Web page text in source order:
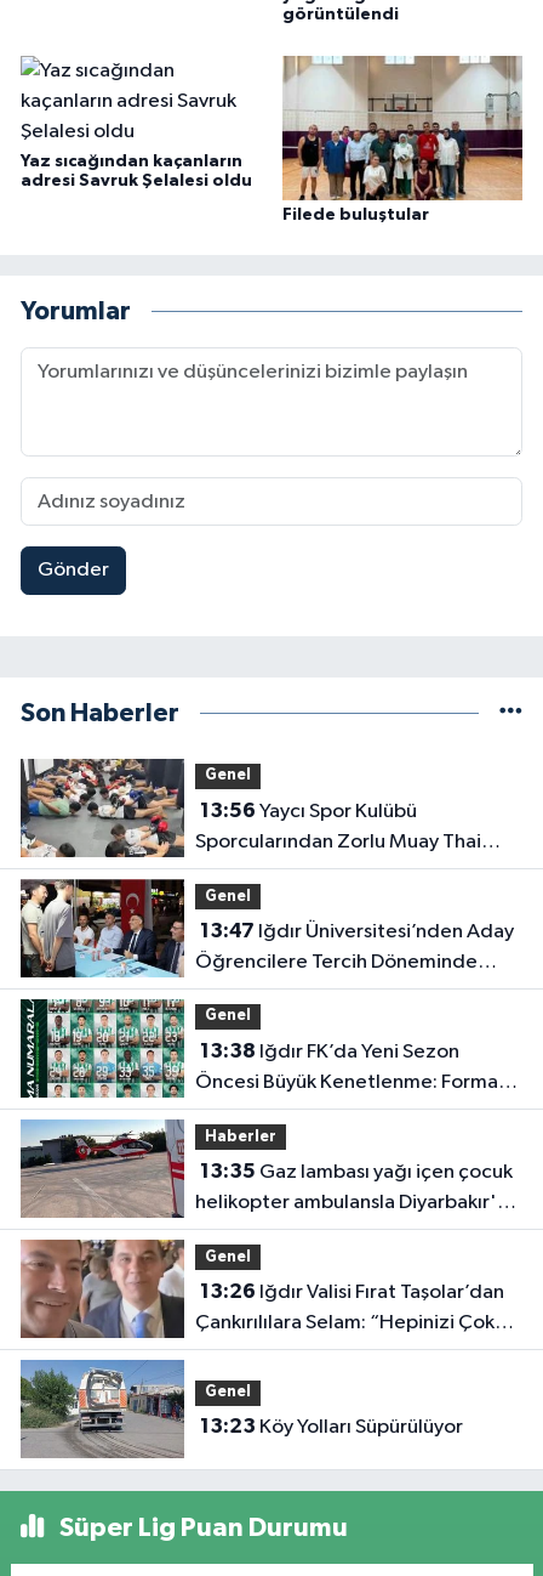
görüntülendi
Yaz sıcağından kaçanların
adresi Savruk Şelalesi oldu
Filede buluştular
Yorumlar
Gönder
Son Haberler
Genel
13:56
Sporcularından Zorlu Muay Thai
Eğitimi
Genel
13:47
Öğrencilere Tercih Döneminde
Rehberlik Desteği
Genel
13:38
Öncesi Büyük Kenetlenme: Forma
Numaraları Belli Oldu
Haberler
13:35
helikopter ambulansla Diyarbakır'a
sevk edildi
Genel
13:26
Çankırılılara Selam: “Hepinizi Çok
Seviyorum”
Genel
13:23 Köy Yolları Süpürülüyor
Süper Lig Puan Durumu